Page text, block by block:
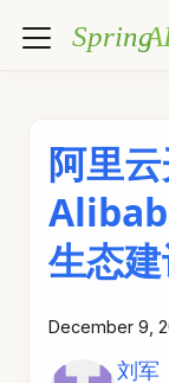
阿里
生态
December 9,
刘军